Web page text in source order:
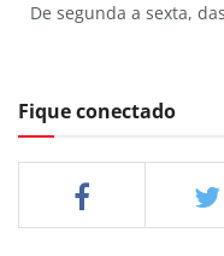
De segunda a sexta,
Fique conectado